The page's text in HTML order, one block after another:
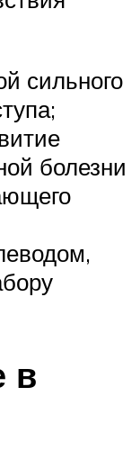
сильного
болезни
в